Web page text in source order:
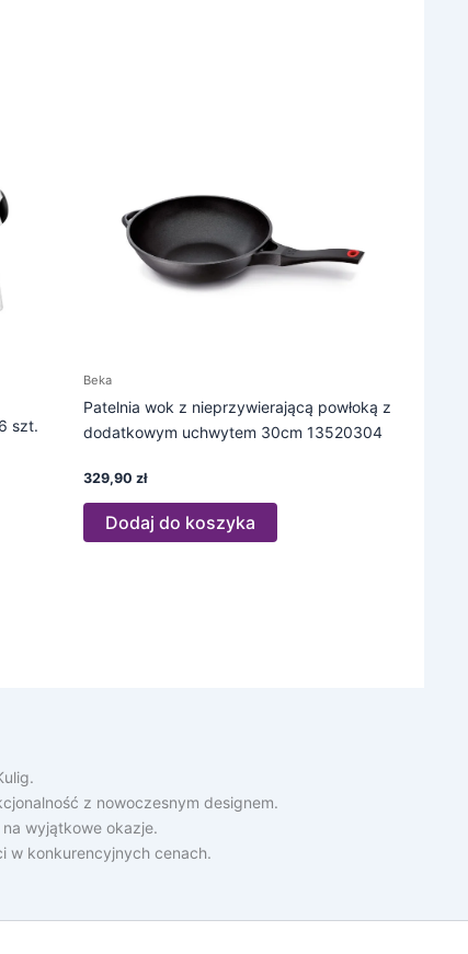
szt.
Beka
Patelnia wok z nieprzywierającą powłoką z
dodatkowym uchwytem 30cm 13520304
329,90 zł
Dodaj do koszyka
z nowoczesnym designem.
wyjątkowe okazje.
w konkurencyjnych cenach.